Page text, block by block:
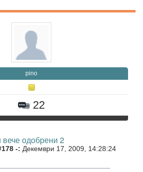
pino
22
одобрени 2
-: Декември 17, 2009, 14:28:24